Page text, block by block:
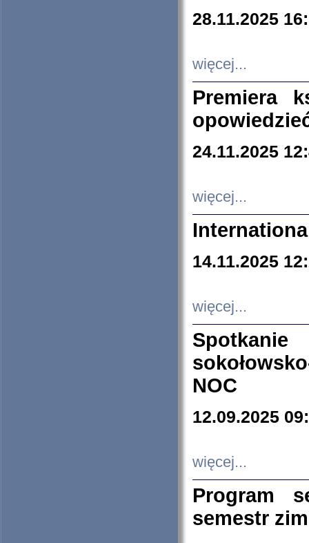
28.11.2025
więcej...
Premiera
24.11.2025
więcej...
14.11.2025
więcej...
NOC
12.09.2025
więcej...
Program
semestr